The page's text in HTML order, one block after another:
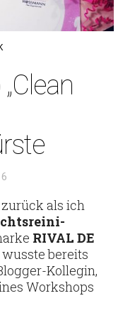
als ich
RIVAL DE
bereits
Kol­­legin,
Work­shops